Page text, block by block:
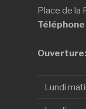
Place de la
Téléphone
Ouverture:
Lundi